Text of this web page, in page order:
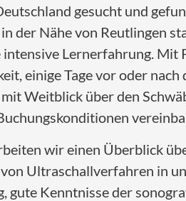
gesucht und
der Nähe von Reutlingen
Lernerfahrung. Mit
einige Tage vor oder
Weitblick über den
wir einen Überblick
Ultraschallverfahren in
gute Kenntnisse der